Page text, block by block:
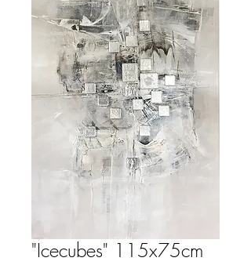
"Icecubes" 115x75cm